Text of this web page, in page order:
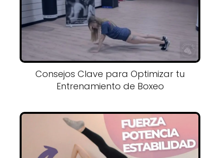
Consejos Clave para Optimizar tu
Entrenamiento de Boxeo